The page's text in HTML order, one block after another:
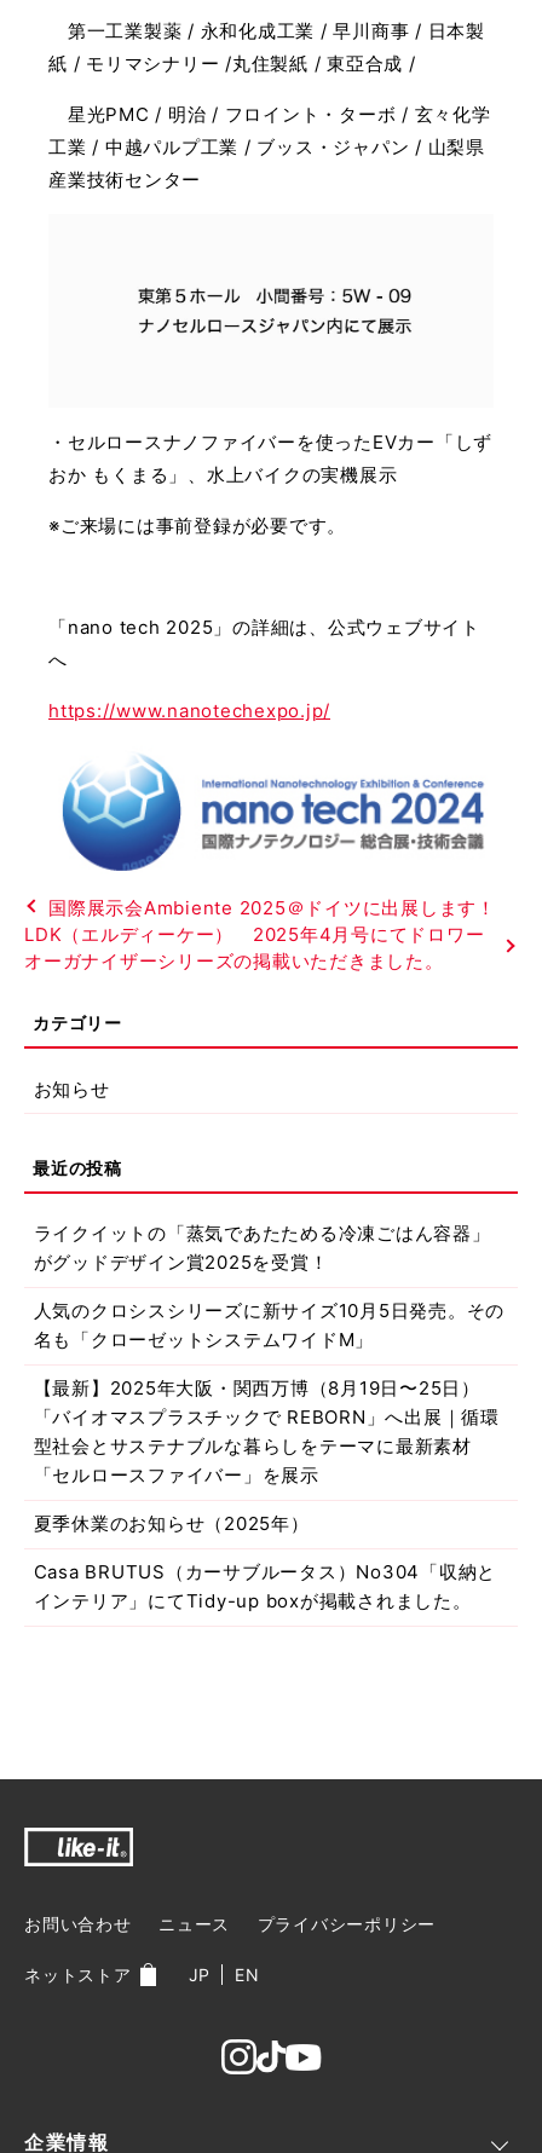
第一工業製薬 / 永和化成工業 / 早川商事 / 日本製
紙 / モリマシナリー /丸住製紙 / 東亞合成 /
星光PMC / 明治 / フロイント・ターボ / 玄々化学
工業 / 中越パルプ工業 / ブッス・ジャパン / 山梨県
産業技術センター
・セルロースナノファイバーを使ったEVカー「しず
おか もくまる」、水上バイクの実機展示
※ご来場には事前登録が必要です。
「nano tech 2025」の詳細は、公式ウェブサイト
へ
https://www.nanotechexpo.jp/
国際展示会Ambiente 2025＠ドイツに出展します！
LDK（エルディーケー） 2025年4月号にてドロワー
オーガナイザーシリーズの掲載いただきました。
お知らせ
ライクイットの「蒸気であたためる冷凍ごはん容器」
がグッドデザイン賞2025を受賞！
人気のクロシスシリーズに新サイズ10月5日発売。その
名も「クローゼットシステムワイドM」
【最新】2025年大阪・関西万博（8月19日〜25日）
「バイオマスプラスチックで REBORN」へ出展｜循環
型社会とサステナブルな暮らしをテーマに最新素材
「セルロースファイバー」を展示
夏季休業のお知らせ（2025年）
Casa BRUTUS（カーサブルータス）No304「収納と
インテリア」にてTidy-up boxが掲載されました。
お問い合わせ ニュース プライバシーポリシー
ネットストア JP EN
企業情報